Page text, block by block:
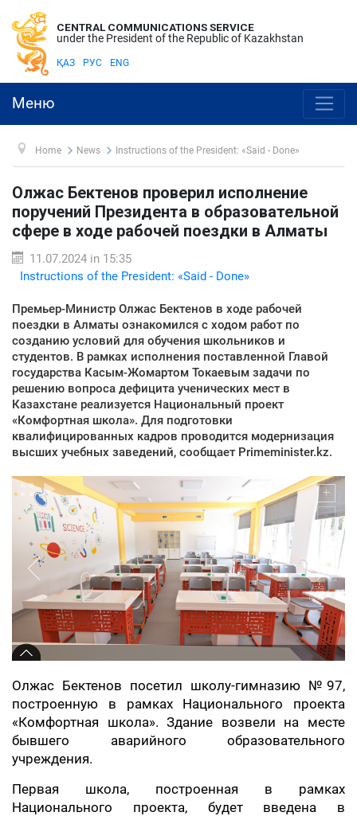
CENTRAL COMMUNICATIONS SERVICE
under the President of the Republic of Kazakhstan
ҚАЗ РУС ENG
Меню
Home News Instructions of the President: «Said - Done»
Олжас Бектенов проверил исполнение
поручений Президента в образовательной
сфере в ходе рабочей поездки в Алматы
11.07.2024 in 15:35
Instructions of the President: «Said - Done»
Премьер-Министр Олжас Бектенов в ходе рабочей
поездки в Алматы ознакомился с ходом работ по
созданию условий для обучения школьников и
студентов. В рамках исполнения поставленной Главой
государства Касым-Жомартом Токаевым задачи по
решению вопроса дефицита ученических мест в
Казахстане реализуется Национальный проект
«Комфортная школа». Для подготовки
квалифицированных кадров проводится модернизация
высших учебных заведений, сообщает Primeminister.kz.
Олжас Бектенов посетил школу-гимназию №97,
построенную в рамках Национального проекта
«Комфортная школа». Здание возвели на месте
бывшего аварийного образовательного
учреждения.
Первая школа, построенная в рамках
Национального проекта, будет введена в